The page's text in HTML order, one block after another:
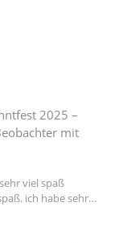
2025 –
mit
viel spaß
ich habe sehr…